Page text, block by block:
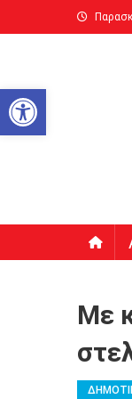
Ανοίξτε
Μεταπηδήστε
στο
Με